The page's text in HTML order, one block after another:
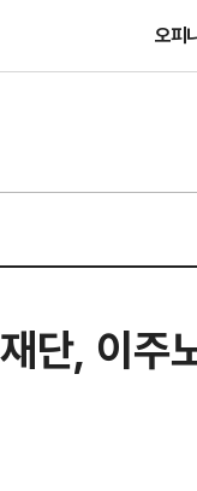
오피
단, 이